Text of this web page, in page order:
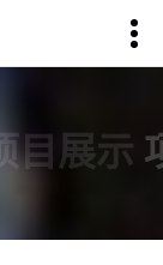
目展示